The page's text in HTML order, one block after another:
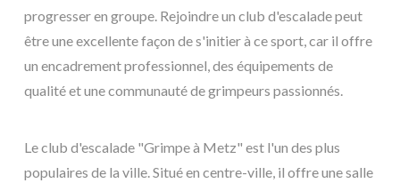
progresser en groupe. Rejoindre un club d'escalade peut
être une excellente façon de s'initier à ce sport, car il offre
un encadrement professionnel, des équipements de
qualité et une communauté de grimpeurs passionnés.
Le club d'escalade "Grimpe à Metz" est l'un des plus
populaires de la ville. Situé en centre-ville, il offre une salle